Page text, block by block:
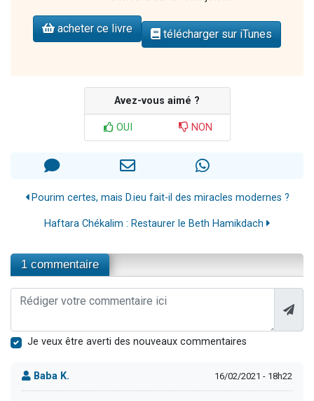
acheter ce livre télécharger sur iTunes
Avez-vous aimé ?
OUI NON
Pourim certes, mais D.ieu fait-il des miracles modernes ?
Haftara Chékalim : Restaurer le Beth Hamikdach
1 commentaire
Je veux être averti des nouveaux commentaires
Baba K. 16/02/2021 - 18h22